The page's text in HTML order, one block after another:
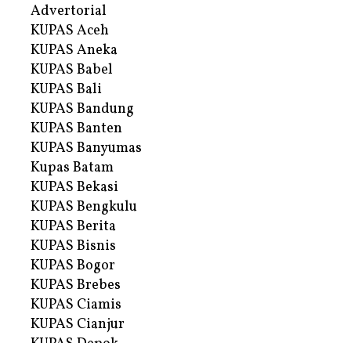
Advertorial
KUPAS Aceh
KUPAS Aneka
KUPAS Babel
KUPAS Bali
KUPAS Bandung
KUPAS Banten
KUPAS Banyumas
Kupas Batam
KUPAS Bekasi
KUPAS Bengkulu
KUPAS Berita
KUPAS Bisnis
KUPAS Bogor
KUPAS Brebes
KUPAS Ciamis
KUPAS Cianjur